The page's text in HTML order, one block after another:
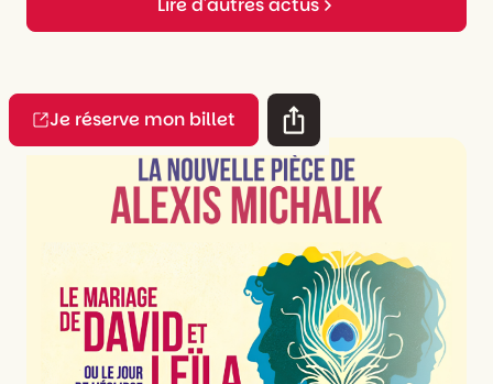
Lire d'autres actus
Je réserve mon billet